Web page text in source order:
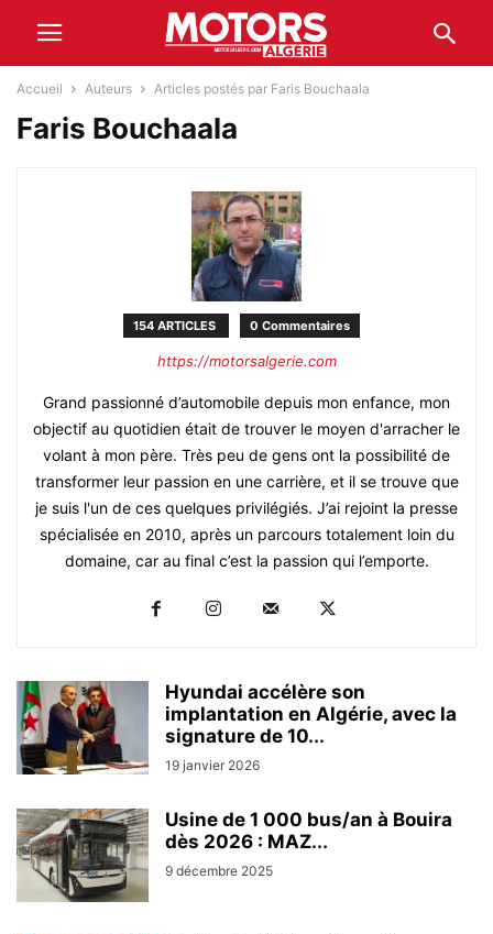
Accueil Auteurs Articles postés par Faris Bouchaala
Faris Bouchaala
154 ARTICLES 0 Commentaires
https://motorsalgerie.com
Grand passionné d’automobile depuis mon enfance, mon
objectif au quotidien était de trouver le moyen d'arracher le
volant à mon père. Très peu de gens ont la possibilité de
transformer leur passion en une carrière, et il se trouve que
je suis l'un de ces quelques privilégiés. J’ai rejoint la presse
spécialisée en 2010, après un parcours totalement loin du
domaine, car au final c’est la passion qui l’emporte.
Hyundai accélère son
implantation en Algérie, avec la
signature de 10...
19 janvier 2026
Usine de 1 000 bus/an à Bouira
dès 2026 : MAZ...
9 décembre 2025